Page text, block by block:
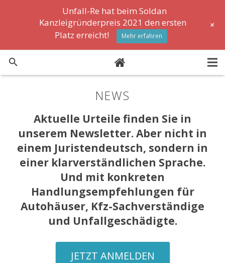
FAQ
Lexikon
Stellenanzeigen
NEWS
Aktuelle Urteile finden Sie in
unserem Newsletter. Aber nicht in
einem Juristendeutsch, sondern in
einer klarverständlichen Sprache.
Und mit konkreten
Handlungsempfehlungen für
Autohäuser, Kfz-Sachverständige
und Unfallgeschädigte.
JETZT ANMELDEN
Unfall-Re hat beim Soldan
Kanzleigründerpreis 2021 den ersten
Platz erreicht!
Mehr erfahren
+